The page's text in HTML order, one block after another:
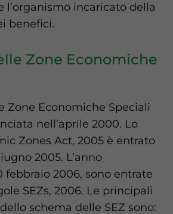
l’organismo incaricato della
benefici.
Zone Economiche
Zone Economiche Speciali
nell’aprile 2000. Lo
Zones Act, 2005 è entrato
2005. L’anno
febbraio 2006, sono entrate
SEZs, 2006. Le principali
schema delle SEZ sono: